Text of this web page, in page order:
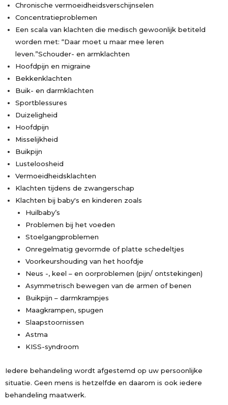
Chronische vermoeidheidsverschijnselen
Concentratieproblemen
Een scala van klachten die medisch gewoonlijk betiteld
worden met: “Daar moet u maar mee leren
leven.”Schouder- en armklachten
Hoofdpijn en migraine
Bekkenklachten
Buik- en darmklachten
Sportblessures
Duizeligheid
Hoofdpijn
Misselijkheid
Buikpijn
Lusteloosheid
Vermoeidheidsklachten
Klachten tijdens de zwangerschap
Klachten bij baby's en kinderen zoals
Huilbaby’s
Problemen bij het voeden
Stoelgangproblemen
Onregelmatig gevormde of platte schedeltjes
Voorkeurshouding van het hoofdje
Neus -, keel – en oorproblemen (pijn/ ontstekingen)
Asymmetrisch bewegen van de armen of benen
Buikpijn – darmkrampjes
Maagkrampen, spugen
Slaapstoornissen
Astma
KISS-syndroom
Iedere behandeling wordt afgestemd op uw persoonlijke
situatie. Geen mens is hetzelfde en daarom is ook iedere
behandeling maatwerk.